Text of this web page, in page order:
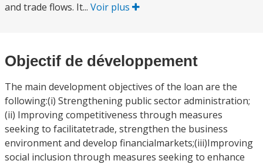
and trade flows. It... Voir plus
Objectif de développement
The main development objectives of the loan are the
following:(i) Strengthening public sector administration;
(ii) Improving competitiveness through measures
seeking to facilitatetrade, strengthen the business
environment and develop financialmarkets;(iii)Improving
social inclusion through measures seeking to enhance